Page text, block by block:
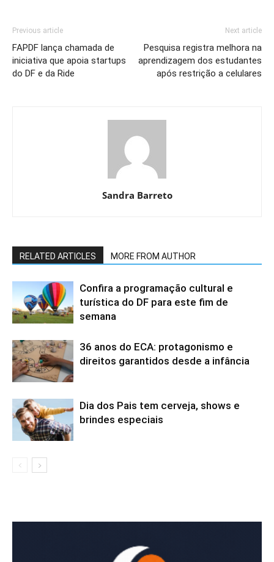
Previous article
FAPDF lança chamada de
iniciativa que apoia startups
do DF e da Ride
Next article
Pesquisa registra melhora na
aprendizagem dos estudantes
após restrição a celulares
Sandra Barreto
RELATED ARTICLES MORE FROM AUTHOR
Confira a programação cultural e
turística do DF para este fim de
semana
36 anos do ECA: protagonismo e
direitos garantidos desde a infância
Dia dos Pais tem cerveja, shows e
brindes especiais